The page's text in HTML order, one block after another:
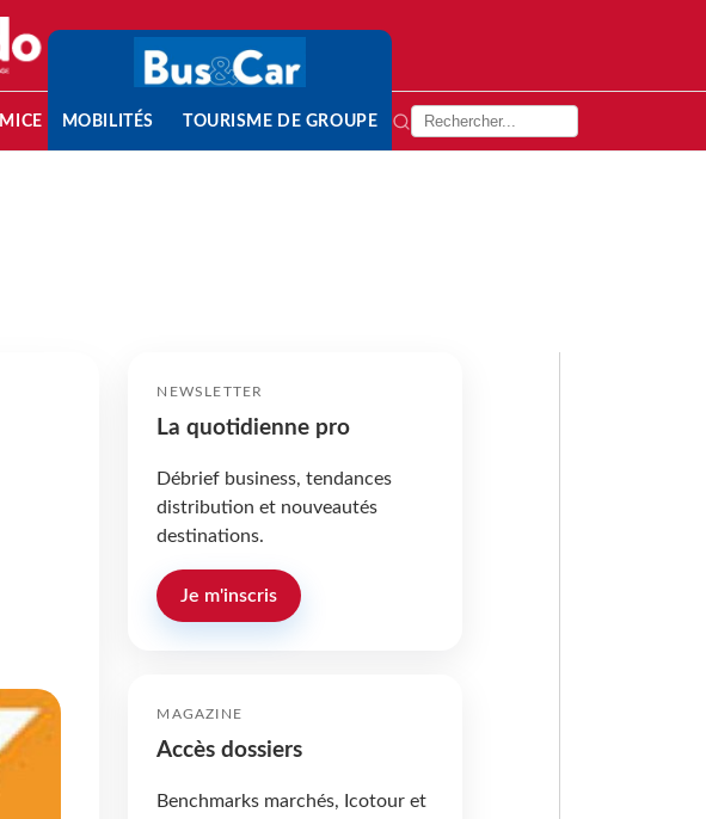
MICE MOBILITÉS TOURISME DE GROUPE
NEWSLETTER
La quotidienne pro
Débrief business, tendances
distribution et nouveautés
destinations.
Je m'inscris
MAGAZINE
Accès dossiers
Benchmarks marchés, Icotour et